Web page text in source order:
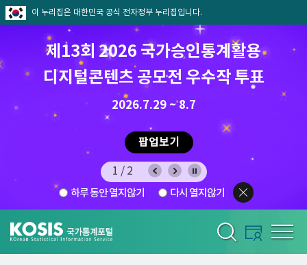
이 누리집은 대한민국 공식 전자정부 누리집입니다.
제13회 2026 국가승인통계활용
디지털콘텐츠 공모전 우수작 투표
2026.7.29 ~ 8.7
팝업보기
8.7.(금) ~ 8.21.(금)
1/2
하루 동안 열지않기 다시 열지않기